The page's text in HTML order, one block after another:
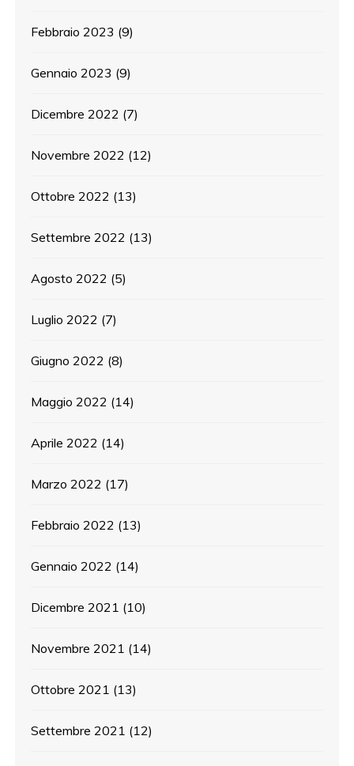
Febbraio 2023 (9)
Gennaio 2023 (9)
Dicembre 2022 (7)
Novembre 2022 (12)
Ottobre 2022 (13)
Settembre 2022 (13)
Agosto 2022 (5)
Luglio 2022 (7)
Giugno 2022 (8)
Maggio 2022 (14)
Aprile 2022 (14)
Marzo 2022 (17)
Febbraio 2022 (13)
Gennaio 2022 (14)
Dicembre 2021 (10)
Novembre 2021 (14)
Ottobre 2021 (13)
Settembre 2021 (12)